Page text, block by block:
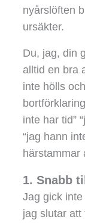
nyårslöften
ursäkter.
Du, jag, din
alltid en bra
inte hölls
inte har tid”
“jag hann
härstammar
1. Snabb
Jag gick
jag slutar att